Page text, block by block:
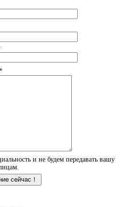
и не будем передавать вашу